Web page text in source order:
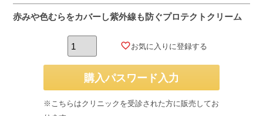
赤みや色むらをカバーし紫外線も防ぐプロテクトクリーム
お気に入りに登録する
購入パスワード入力
※こちらはクリニックを受診された方に販売してお